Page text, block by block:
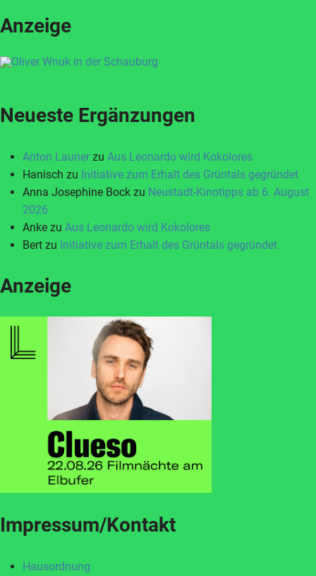
Anzeige
Neueste Ergänzungen
Anton Launer zu Aus Leonardo wird Kokolores
Hanisch zu Initiative zum Erhalt des Grüntals gegründet
Anna Josephine Bock zu Neustadt-Kinotipps ab 6. August
2026
Anke zu Aus Leonardo wird Kokolores
Bert zu Initiative zum Erhalt des Grüntals gegründet
Anzeige
Impressum/Kontakt
Hausordnung